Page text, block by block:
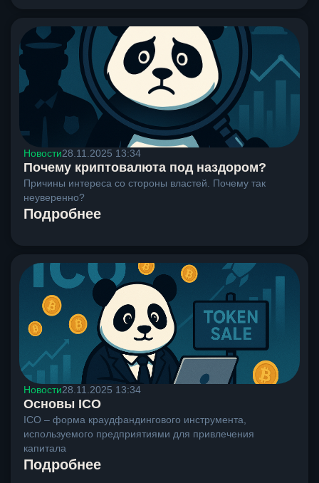
Новости28.11.2025 13:34
Почему криптовалюта под наздором?
Причины интереса со стороны властей. Почему так
неуверенно?
Подробнее
Новости28.11.2025 13:34
Основы ICO
ICO – форма краудфандингового инструмента,
используемого предприятиями для привлечения
капитала
Подробнее